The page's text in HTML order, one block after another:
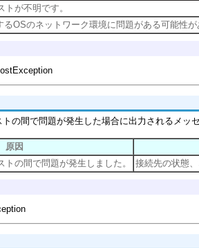
が不明です。
OSのネットワーク環境に問題がある可能性が
の間で問題が発生した場合に出力されるメッ
原因
の間で問題が発生しました。
接続先の状態